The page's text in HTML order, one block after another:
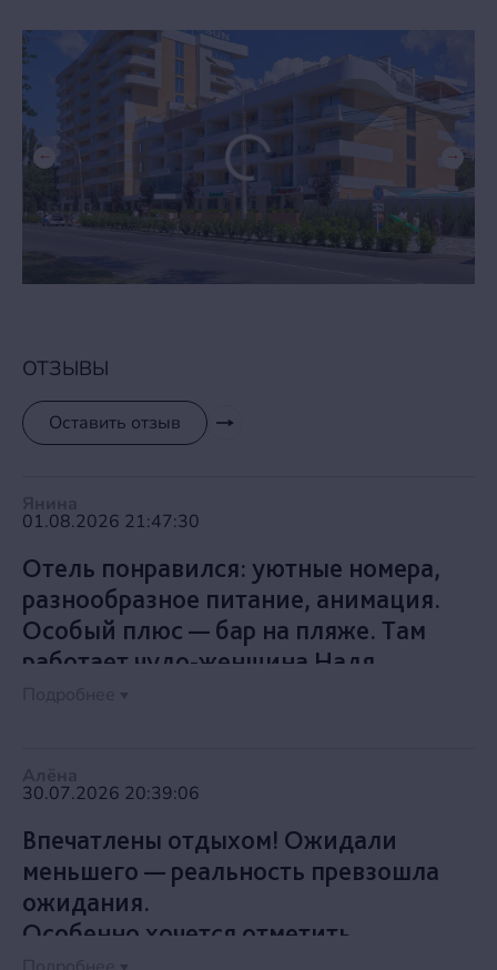
ОТЗЫВЫ
Оставить отзыв
01.08.2026 21:47:30
Отель понравился: уютные номера,
разнообразное питание, анимация.
Особый плюс — бар на пляже. Там
работает чудо-женщина Надя,
выложить.
30.07.2026 20:39:06
Впечатлены отдыхом! Ожидали
меньшего — реальность превзошла
ожидания.
Особенно хочется отметить